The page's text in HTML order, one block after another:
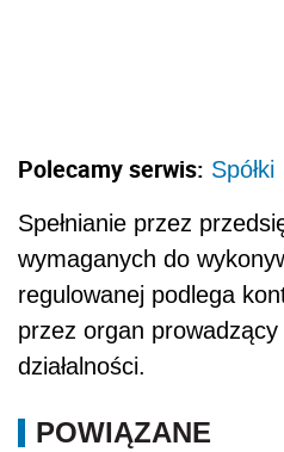
Polecamy serwis: Spółki
Spełnianie przez
wymaganych do
regulowanej podlega
przez organ
działalności.
POWIĄZANE